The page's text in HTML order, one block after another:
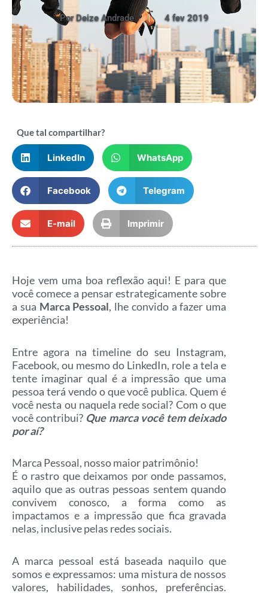
PorDeize Andrade 4 fev 2019
Que tal compartilhar?
LinkedIn WhatsApp
Facebook Telegram
E-mail Imprimir
Hoje vem uma boa reflexão aqui! E para que
você comece a pensar estrategicamente sobre
a sua Marca Pessoal, lhe convido a fazer uma
experiência!
Entre agora na timeline do seu Instagram,
Facebook, ou mesmo do LinkedIn, role a tela e
tente imaginar qual é a impressão que uma
pessoa terá vendo o que você publica. Quem é
você nesta ou naquela rede social? Com o que
você contribui? Que marca você tem deixado
por aí?
Marca Pessoal, nosso maior patrimônio!
É o rastro que deixamos por onde passamos,
aquilo que as outras pessoas sentem quando
convivem conosco, a forma como as
impactamos e a impressão que fica gravada
nelas, inclusive pelas redes sociais.
A marca pessoal está baseada naquilo que
somos e expressamos: uma mistura de nossos
valores, habilidades, sonhos, preferências.